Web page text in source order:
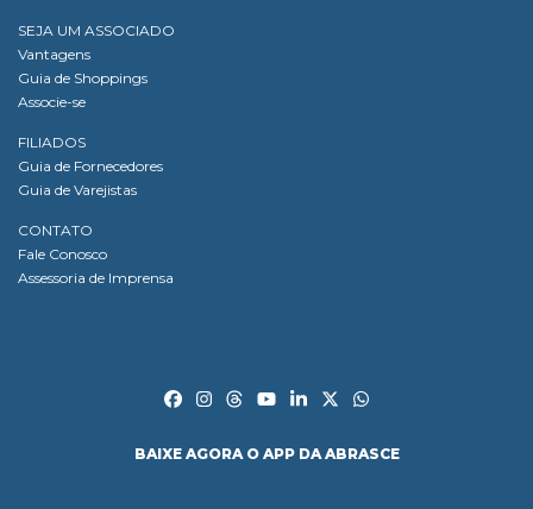
SEJA UM ASSOCIADO
Vantagens
Guia de Shoppings
Associe-se
FILIADOS
Guia de Fornecedores
Guia de Varejistas
CONTATO
Fale Conosco
Assessoria de Imprensa
BAIXE AGORA O APP DA ABRASCE